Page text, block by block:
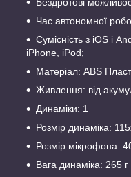
Бездротові
Час автономної
Сумісність з iOS і
iPhone, iPod;
Матеріал: ABS
Живлення: від
Динаміки: 1
Розмір динаміка:
Розмір мікрофона:
Вага динаміка: 265 г